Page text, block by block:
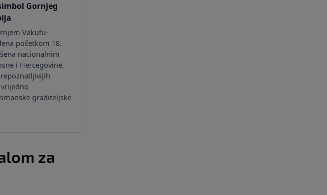
Gornjeg
Vakufu-
početkom 18.
nacionalnim
i Hercegovine,
graditeljske
za